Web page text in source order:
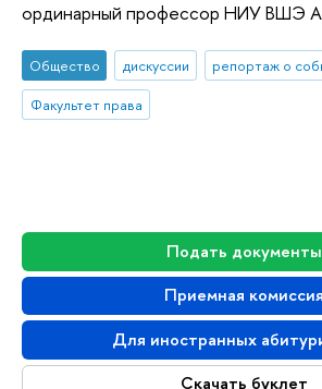
Подать документы
Приемная комиссия
Для иностранных
Скачать буклет
ординарный профессор НИУ ВШЭ
Общество дискуссии
репортаж о
Факультет права